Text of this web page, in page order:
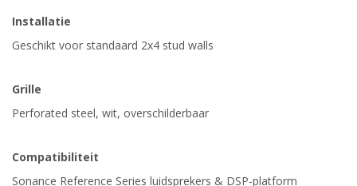
Installatie
Geschikt voor standaard 2x4 stud walls
Grille
Perforated steel, wit, overschilderbaar
Compatibiliteit
Sonance Reference Series luidsprekers & DSP-platform